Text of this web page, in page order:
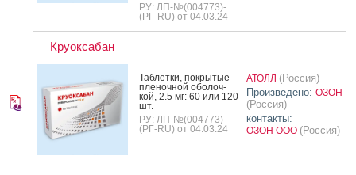
РУ: ЛП-№(004773)-
(РГ-RU) от 04.03.24
Круоксабан
Таб­летки, пок­ры­тые
пле­ноч­ной обо­лоч­
кой, 2.5 мг: 60 или 120
шт.
РУ: ЛП-№(004773)-
(РГ-RU) от 04.03.24
АТОЛЛ (Россия)
Произведено: ОЗОН
(Россия)
контакты:
ОЗОН ООО (Россия)